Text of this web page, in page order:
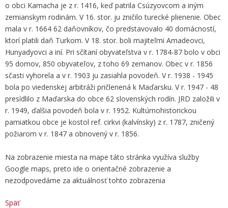
o obci Kamacha je z r. 1416, keď patrila Csúzyovcom a iným
zemianskym rodinám. V 16. stor. ju zničilo turecké plienenie. Obec
mala v r. 1664 62 daňovníkov, čo predstavovalo 40 domácností,
ktorí platili daň Turkom. V 18. stor. boli majiteľmi Amadeovci,
Hunyadyovci a iní. Pri sčítaní obyvateľstva v r. 1784-87 bolo v obci
95 domov, 850 obyvateľov, z toho 69 zemanov. Obec v r. 1856
sčasti vyhorela a v r. 1903 ju zasiahla povodeň. V r. 1938 - 1945
bola po viedenskej arbitráži pričlenená k Maďarsku. V r. 1947 - 48
presídlilo z Maďarska do obce 62 slovenských rodín. JRD založili v
r. 1949, ďalšia povodeň bola v r. 1952. Kultúrnohistorickou
pamiatkou obce je kostol ref. cirkvi (kalvínsky) z r. 1787, zničený
požiarom v r. 1847 a obnovený v r. 1856.
Na zobrazenie miesta na mape táto stránka využíva služby
Google maps, preto ide o orientačné zobrazenie a
nezodpovedáme za aktuálnosť tohto zobrazenia
Späť